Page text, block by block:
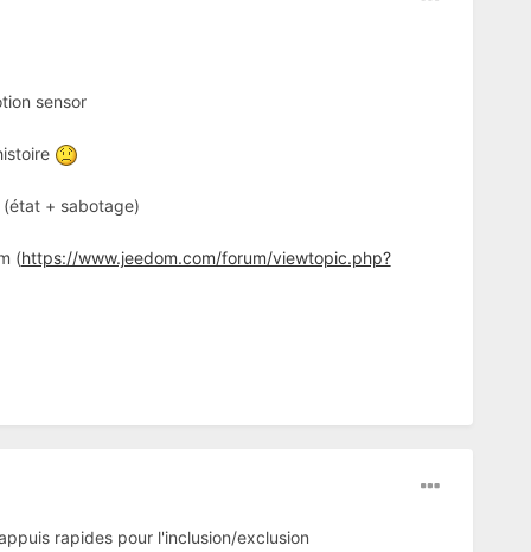
sensor
(état + sabotage)
(https://www.jeedom.com/forum/viewtopic.php?
rapides pour l'inclusion/exclusion